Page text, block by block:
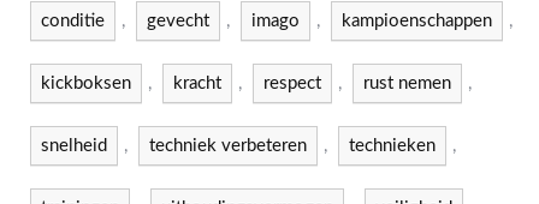
conditie , gevecht , imago , kampioenschappen ,
kickboksen , kracht , respect , rust nemen ,
snelheid , techniek verbeteren , technieken ,